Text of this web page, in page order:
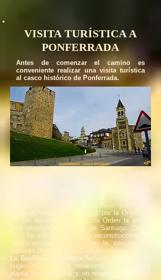
VISITA TURÍSTICA A
PONFERRADA
Antes de comenzar el camino es
conveniente realizar una visita turística
al casco histórico de Ponferrada.
sido declarado Monumento Nacional Histórico
Artístico en 1924. Se construyó sobre una
pequeña fortaleza encontrada por la Orden del
Temple en el año 1178. Esta Orden la amplió
para proteger el Camino de Santiago. Desde
1282 ha sufrido numerosas reconstrucciones y
modificaciones, por lo que la construcción
presenta diversos estilos arquitectónicos.
La Basílica de Nuestra Señora de la Encina
(siglo XVI y estilo renacentista). Tiene una
planta de cruz latina y un retablo realizado en